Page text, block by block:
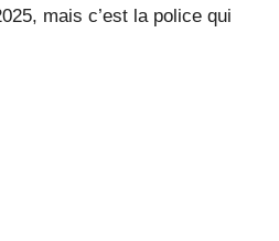
mais c’est la police qui